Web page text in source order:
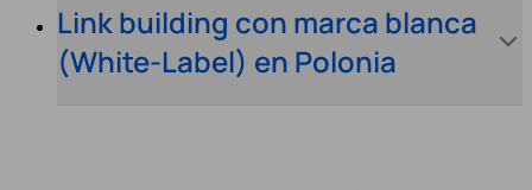
Link building con marca blanca
(White-Label) en Polonia